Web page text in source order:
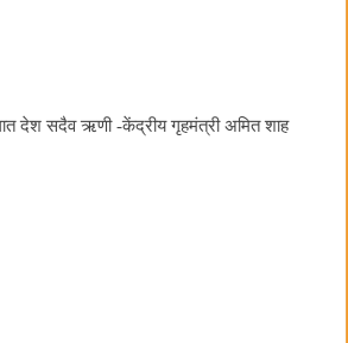
देश सदैव ऋणी -केंद्रीय गृहमंत्री अमित शाह